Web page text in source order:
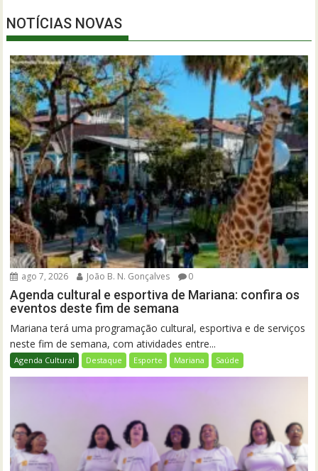
NOTÍCIAS NOVAS
ago 7, 2026 João B. N. Gonçalves 0
Agenda cultural e esportiva de Mariana: confira os
eventos deste fim de semana
Mariana terá uma programação cultural, esportiva e de serviços
neste fim de semana, com atividades entre...
Agenda Cultural Destaque Esporte Mariana Saúde